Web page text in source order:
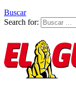
Buscar
Search for: